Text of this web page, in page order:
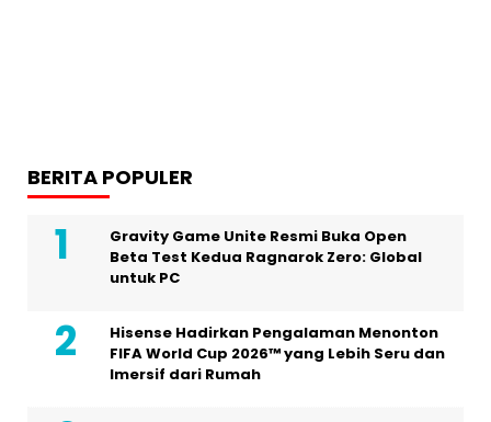
BERITA POPULER
Gravity Game Unite Resmi Buka Open
Beta Test Kedua Ragnarok Zero: Global
untuk PC
Hisense Hadirkan Pengalaman Menonton
FIFA World Cup 2026™ yang Lebih Seru dan
Imersif dari Rumah